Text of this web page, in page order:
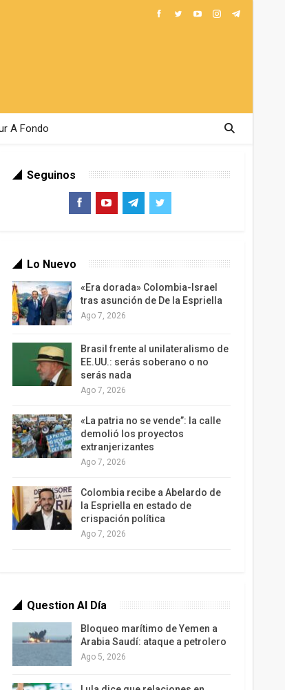
A Fondo
Seguinos
Lo Nuevo
«Era dorada» Colombia-Israel
tras asunción de De la Espriella
Ago 7, 2026
Brasil frente al unilateralismo de
EE.UU.: serás soberano o no
serás nada
Ago 7, 2026
«La patria no se vende”: la calle
demolió los proyectos
extranjerizantes
Ago 7, 2026
Colombia recibe a Abelardo de
la Espriella en estado de
crispación política
Ago 7, 2026
Question Al Día
Bloqueo marítimo de Yemen a
Arabia Saudí: ataque a petrolero
Ago 5, 2026